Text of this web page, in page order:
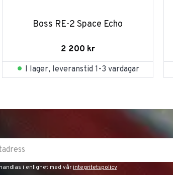
Boss RE-2 Space Echo
2 200 kr
I lager, leveranstid 1-3 vardagar
i enlighet med vår integritetspolicy.